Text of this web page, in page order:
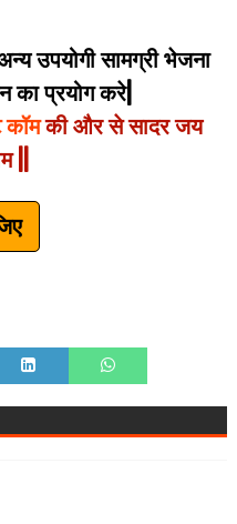
उपयोगी सामग्री भेजना
का प्रयोग करे|
कॉमकी और से सादर जय
||